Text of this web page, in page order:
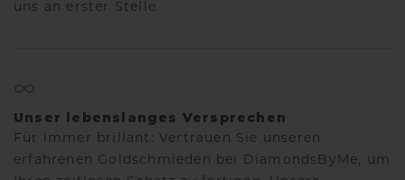
uns an erster Stelle.
Unser lebenslanges Versprechen
Für immer brillant: Vertrauen Sie unseren
erfahrenen Goldschmieden bei DiamondsByMe, um